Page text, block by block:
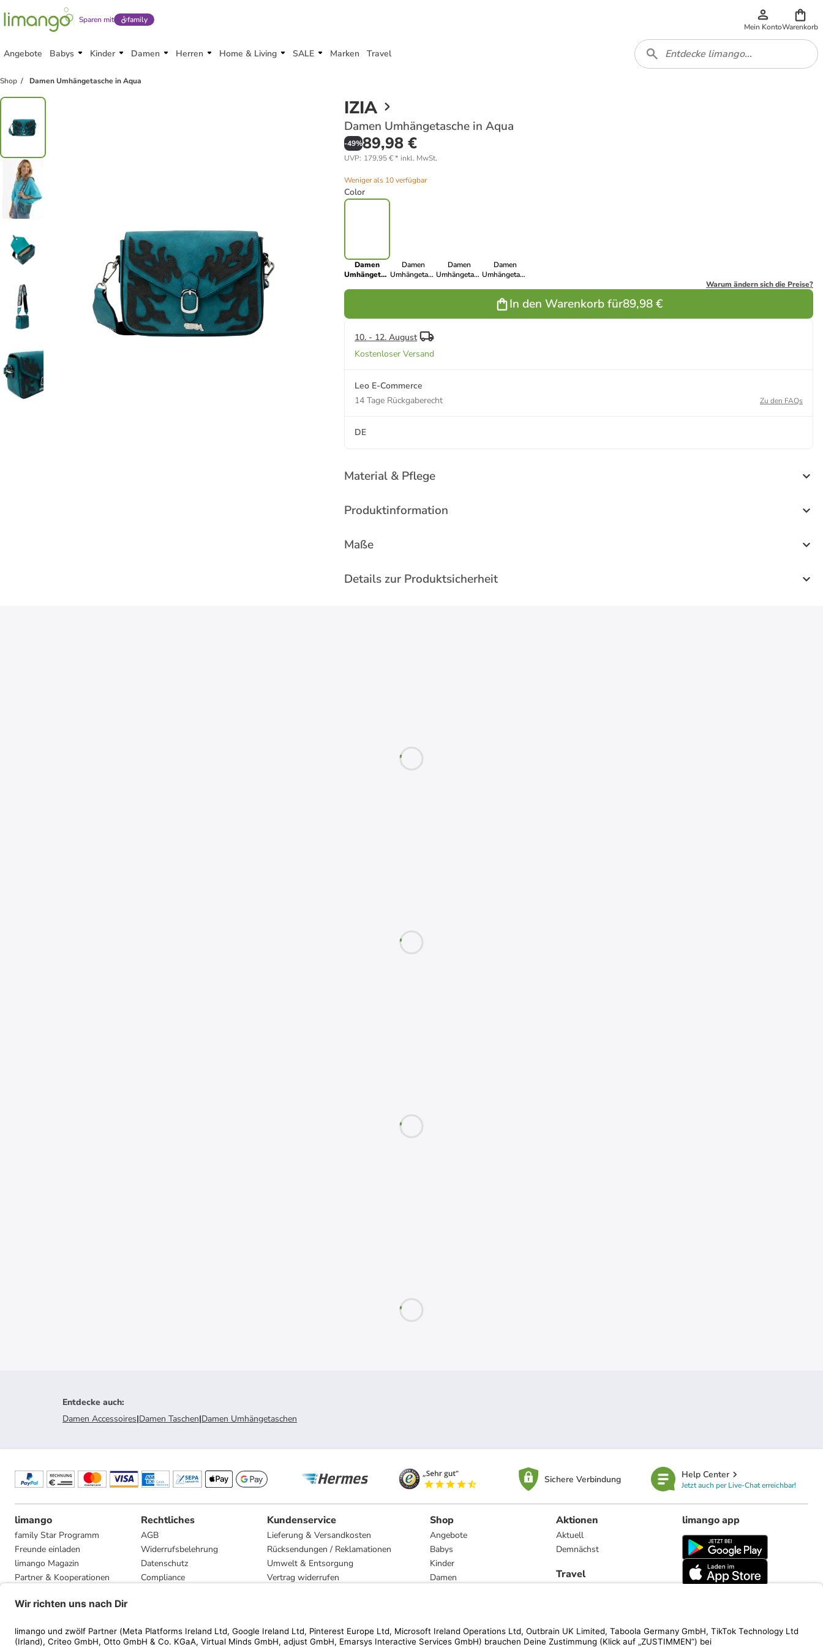
Sparen mit family
Mein KontoWarenkorb
Angebote Babys Kinder Damen Herren Home & Living SALE Marken Travel
Shop Damen Umhängetasche in Aqua
IZIA
Damen Umhängetasche in Aqua
-49%89,98 €
UVP: 179,95 €* inkl. MwSt.
Weniger als 10 verfügbar
Color
Damen
Umhängetasche
Damen
Umhängetasche
Damen
Umhängetasche
Damen
Umhängetasche
Warum ändern sich die Preise?
In den Warenkorb für89,98 €
10. - 12. August
Kostenloser Versand
Leo E-Commerce
14 Tage Rückgaberecht
Zu den FAQs
DE
Material & Pflege
Produktinformation
Maße
Details zur Produktsicherheit
Entdecke auch:
Damen Accessoires|Damen Taschen|Damen Umhängetaschen
Sichere Verbindung Help Center
Jetzt auch per Live-Chat erreichbar!
limango
family Star Programm
Freunde einladen
limango Magazin
Partner & Kooperationen
Presse
Rechtliches
AGB
Widerrufsbelehrung
Datenschutz
Compliance
Kundenservice
Lieferung & Versandkosten
Rücksendungen / Reklamationen
Umwelt & Entsorgung
Vertrag widerrufen
Shop
Angebote
Babys
Kinder
Damen
Marken
Aktionen
Aktuell
Demnächst
Travel
limango app